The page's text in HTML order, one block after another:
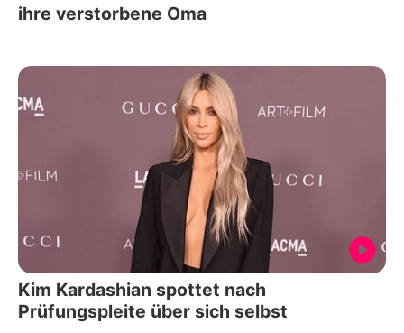
ihre verstorbene Oma
Kim Kardashian spottet nach
Prüfungspleite über sich selbst